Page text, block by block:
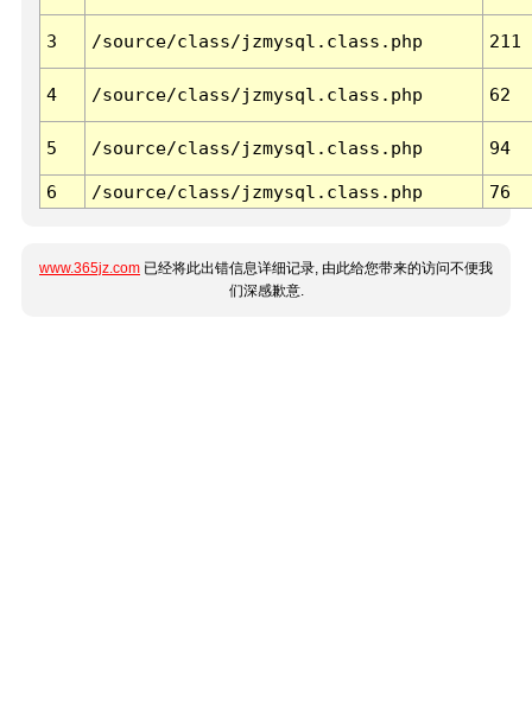
3 /source/class/jzmysql.class.php 211
4 /source/class/jzmysql.class.php 62
5 /source/class/jzmysql.class.php 94
6 /source/class/jzmysql.class.php 76
www.365jz.com 已经将此出错信息详细记录, 由此给您带来的访问不便我
们深感歉意.